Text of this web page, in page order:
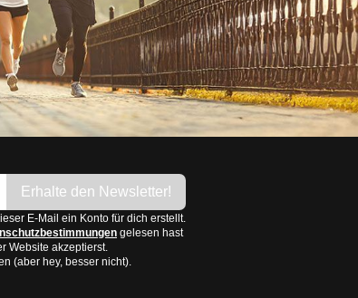
Erhalte den Newsletter!
E-Mail ein Konto für dich erstellt.
gelesen hast
Website akzeptierst.
(aber hey, besser nicht).